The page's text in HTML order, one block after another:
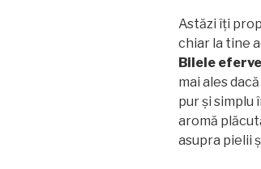
Astăzi îți
chiar la tine
Bilele
mai ales
pur și simplu
aromă
asupra pielii